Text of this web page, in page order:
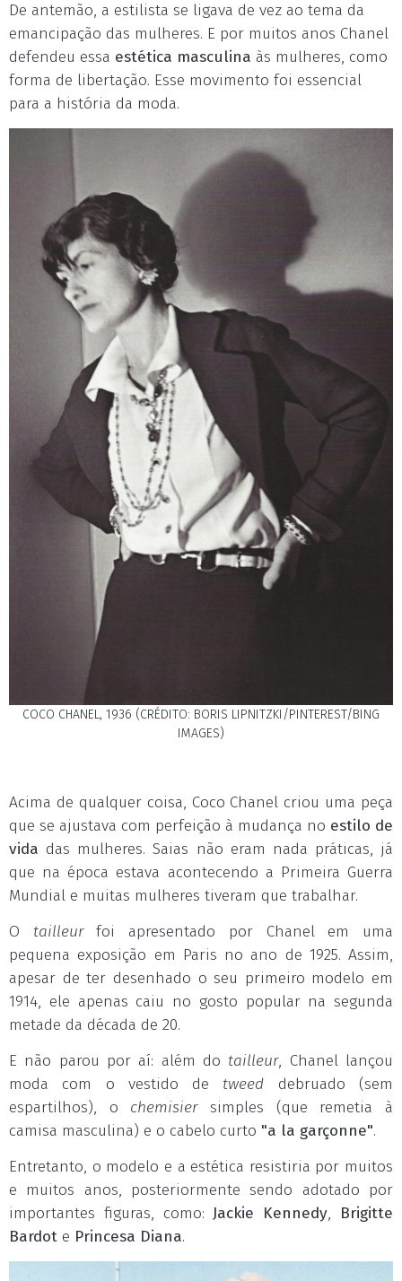
De antemão, a estilista se ligava de vez ao tema da
emancipação das mulheres. E por muitos anos Chanel
defendeu essa estética masculina às mulheres, como
forma de libertação. Esse movimento foi essencial
para a história da moda.
COCO CHANEL, 1936 (CRÉDITO: BORIS LIPNITZKI/PINTEREST/BING
IMAGES)
Acima de qualquer coisa, Coco Chanel criou uma peça
que se ajustava com perfeição à mudança no estilo de
vida das mulheres. Saias não eram nada práticas, já
que na época estava acontecendo a Primeira Guerra
Mundial e muitas mulheres tiveram que trabalhar.
O tailleurfoi apresentado por Chanel em uma
pequena exposição em Paris no ano de 1925. Assim,
apesar de ter desenhado o seu primeiro modelo em
1914, ele apenas caiu no gosto popular na segunda
metade da década de 20.
E não parou por aí: além do tailleur, Chanel lançou
moda com o vestido de tweed debruado (sem
espartilhos), o chemisiersimples (que remetia à
camisa masculina) e o cabelo curto "a la garçonne".
Entretanto, o modelo e a estética resistiria por muitos
e muitos anos, posteriormente sendo adotado por
importantes figuras, como: Jackie Kennedy, Brigitte
Bardot e Princesa Diana.